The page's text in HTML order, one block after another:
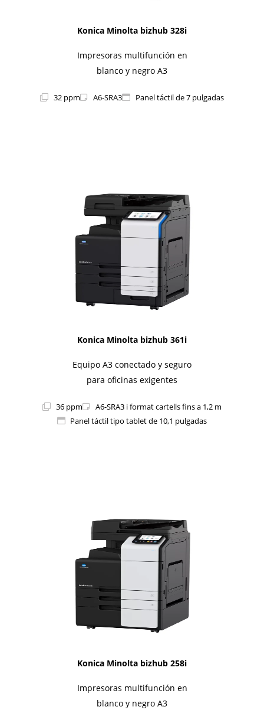
Konica Minolta bizhub 328i
Impresoras multifunción en
blanco y negro A3
32 ppm A6-SRA3 Panel táctil de 7 pulgadas
Konica Minolta bizhub 361i
Equipo A3 conectado y seguro
para oficinas exigentes
36 ppm
A6-SRA3 i format cartells fins a 1,2 m
Panel táctil tipo tablet de 10,1 pulgadas
Konica Minolta bizhub 258i
Impresoras multifunción en
blanco y negro A3